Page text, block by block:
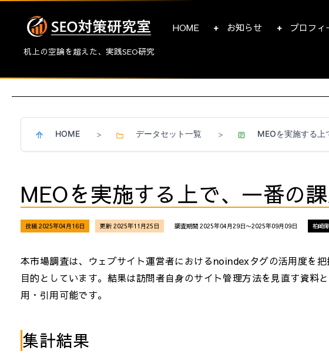
机上の空論を超えた、実践SEO研究
HOME お知らせ プロフィ
HOME > データセット一覧 > MEOを実施する上
MEOを実施する上で、一番の
投稿 2025年04月16日 更新 2025年11月25日 調査期間 2025年04月29日〜2025年09月09日 柏崎剛
本市場調査は、ウェブサイト運営者におけるnoindexタグの活用度を
目的としています。結果は訪問者自身のサイト管理方法を見直す資料
用・引用可能です。
集計結果